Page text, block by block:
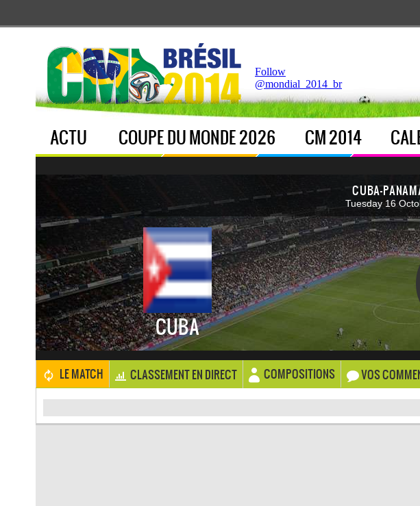
Follow
@mondial_2014_br
ACTU COUPE DU MONDE 2026 CM 2014
CUBA-
Tuesday 16
CUBA
LE MATCH CLASSEMENT EN DIRECT COMPOSITIONS VOS